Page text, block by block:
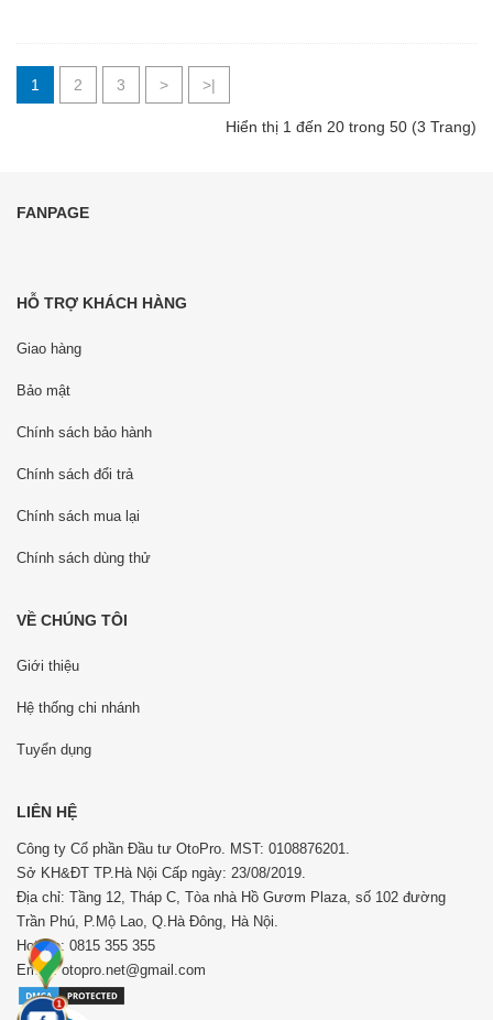
1 2 3 > >|
Hiển thị 1 đến 20 trong 50 (3 Trang)
FANPAGE
HỖ TRỢ KHÁCH HÀNG
Giao hàng
Bảo mật
Chính sách bảo hành
Chính sách đổi trả
Chính sách mua lại
Chính sách dùng thử
VỀ CHÚNG TÔI
Giới thiệu
Hệ thống chi nhánh
Tuyển dụng
LIÊN HỆ
Công ty Cổ phần Đầu tư OtoPro. MST: 0108876201.
Sở KH&ĐT TP.Hà Nội Cấp ngày: 23/08/2019.
Địa chỉ: Tầng 12, Tháp C, Tòa nhà Hồ Gươm Plaza, số 102 đường
Trần Phú, P.Mộ Lao, Q.Hà Đông, Hà Nội.
Hotline: 0815 355 355
Email: otopro.net@gmail.com